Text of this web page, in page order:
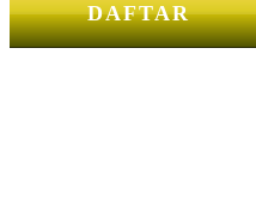
DAFTAR